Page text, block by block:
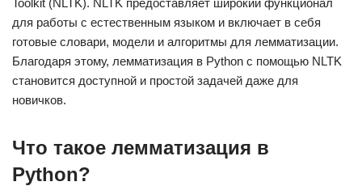
Toolkit (NLTK). NLTK предоставляет широкий функционал
для работы с естественным языком и включает в себя
готовые словари, модели и алгоритмы для лемматизации.
Благодаря этому, лемматизация в Python с помощью NLTK
становится доступной и простой задачей даже для
новичков.
Что такое лемматизация в
Python?